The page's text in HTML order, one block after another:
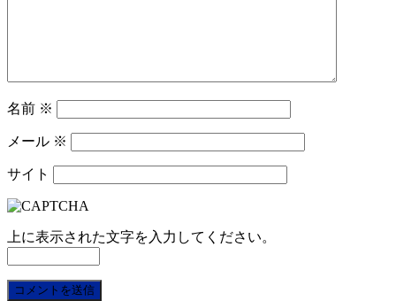
名前 ※
メール ※
サイト
上に表示された文字を入力してください。